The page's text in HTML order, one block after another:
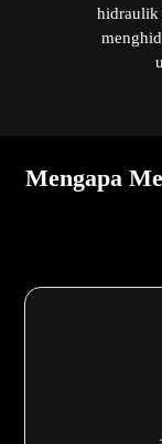
hidraulik
Mengapa